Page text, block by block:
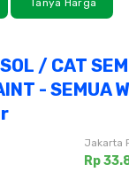
Tanya Harga
/ CAT
- SEMUA
Jakarta
Rp